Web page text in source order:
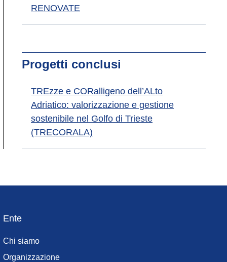
RENOVATE
Progetti conclusi
TREzze e CORalligeno dell’ALto
Adriatico: valorizzazione e gestione
sostenibile nel Golfo di Trieste
(TRECORALA)
Footer
menu
Ente
Chi siamo
Organizzazione